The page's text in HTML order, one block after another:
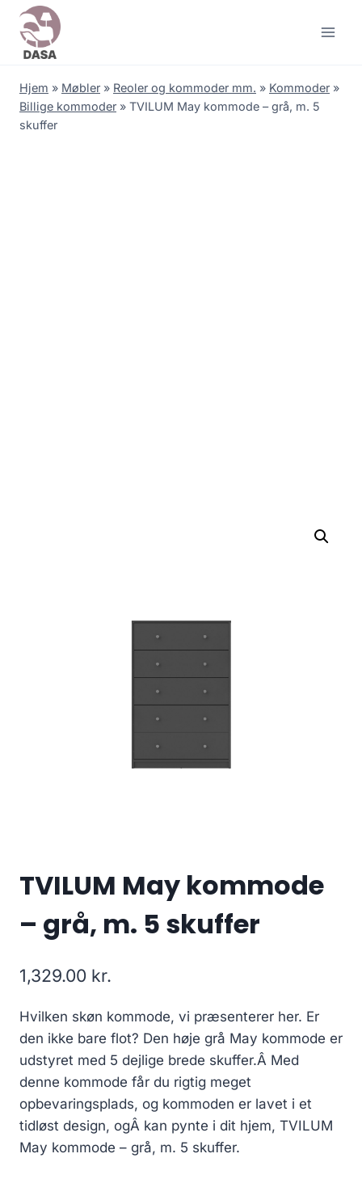
Skip
content
Hjem » Møbler » Reoler og kommoder mm. » Kommoder »
Billige kommoder » TVILUM May kommode – grå, m. 5
skuffer
TVILUM May kommode
– grå, m. 5 skuffer
1,329.00 kr.
Hvilken skøn kommode, vi præsenterer her. Er
den ikke bare flot? Den høje grå May kommode er
udstyret med 5 dejlige brede skuffer.Â Med
denne kommode får du rigtig meget
opbevaringsplads, og kommoden er lavet i et
tidløst design, ogÂ kan pynte i dit hjem, TVILUM
May kommode – grå, m. 5 skuffer.